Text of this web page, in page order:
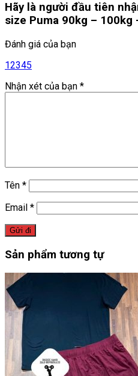
Hãy là người đầu tiên
size Puma 90kg – 100kg
Đánh giá của bạn
12345
Nhận xét của bạn *
Tên *
Email *
Sản phẩm tương tự